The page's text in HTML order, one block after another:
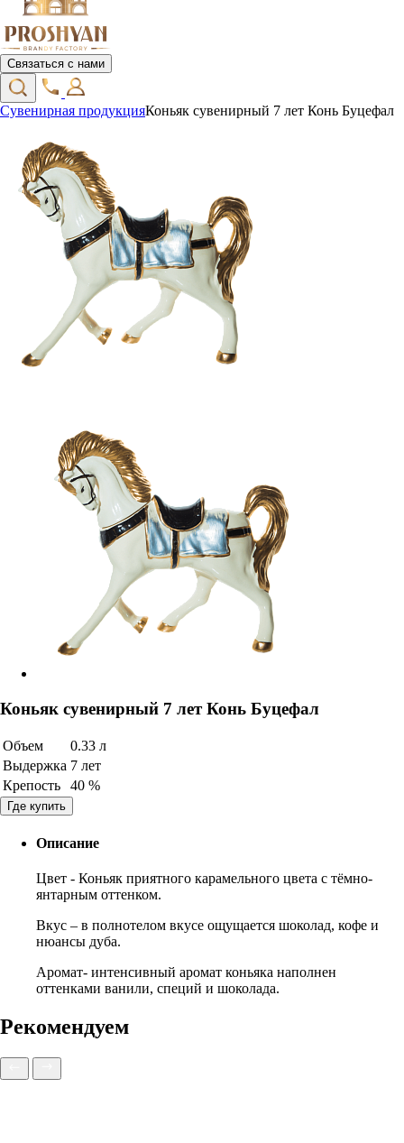
Связаться с нами
Сувенирная продукцияКоньяк сувенирный 7 лет Конь Буцефал
Коньяк сувенирный 7 лет Конь Буцефал
Объем
0.33 л
Выдержка 7 лет
Крепость
40 %
Где купить
Описание
Цвет - Коньяк приятного карамельного цвета с тёмно-
янтарным оттенком.
Вкус – в полнотелом вкусе ощущается шоколад, кофе и
нюансы дуба.
Аромат- интенсивный аромат коньяка наполнен
оттенками ванили, специй и шоколада.
Рекомендуем